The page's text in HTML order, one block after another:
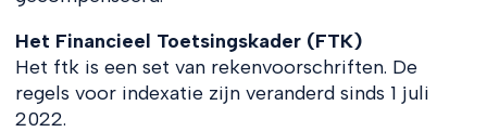
Het Financieel Toetsingskader (FTK)
Het ftk is een set van rekenvoorschriften. De
regels voor indexatie zijn veranderd sinds 1 juli
2022.